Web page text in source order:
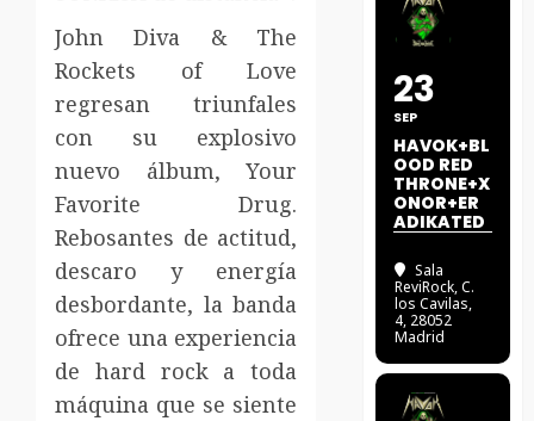
John Diva & The
Rockets of Love
regresan triunfales
con su explosivo
nuevo álbum, Your
Favorite Drug.
Rebosantes de actitud,
descaro y energía
desbordante, la banda
ofrece una experiencia
de hard rock a toda
máquina que se siente
23
SEP
HAVOK+BL
OOD RED
THRONE+X
ONOR+ER
ADIKATED
Sala
ReviRock, C.
los Cavilas,
4, 28052
Madrid